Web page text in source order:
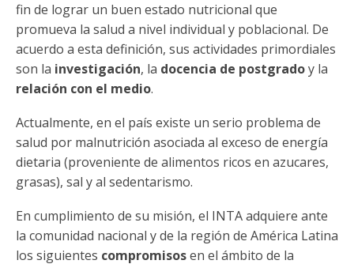
fin de lograr un buen estado nutricional que
promueva la salud a nivel individual y poblacional. De
acuerdo a esta definición, sus actividades primordiales
son la investigación, la docencia de postgradoy la
relación con el medio.
Actualmente, en el país existe un serio problema de
salud por malnutrición asociada al exceso de energía
dietaria (proveniente de alimentos ricos en azucares,
grasas), sal y al sedentarismo.
En cumplimiento de su misión, el INTA adquiere ante
la comunidad nacional y de la región de América Latina
los siguientes compromisosen el ámbito de la